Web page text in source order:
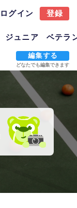
ログイン 登録
ジュニア ベテラ
編集する
どなたでも編集できます